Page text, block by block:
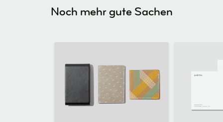
Noch mehr gute Sachen